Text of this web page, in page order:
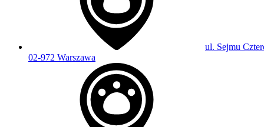
ul. Sejmu
02-972 Warszawa